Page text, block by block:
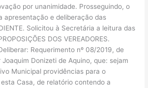
por unanimidade. Prosseguindo, o
apresentação e deliberação das
Solicitou à Secretária a leitura das
DOS VEREADORES.
Requerimento nº 08/2019, de
Donizeti de Aquino, que: sejam
Municipal providências para o
Casa, de relatório contendo a